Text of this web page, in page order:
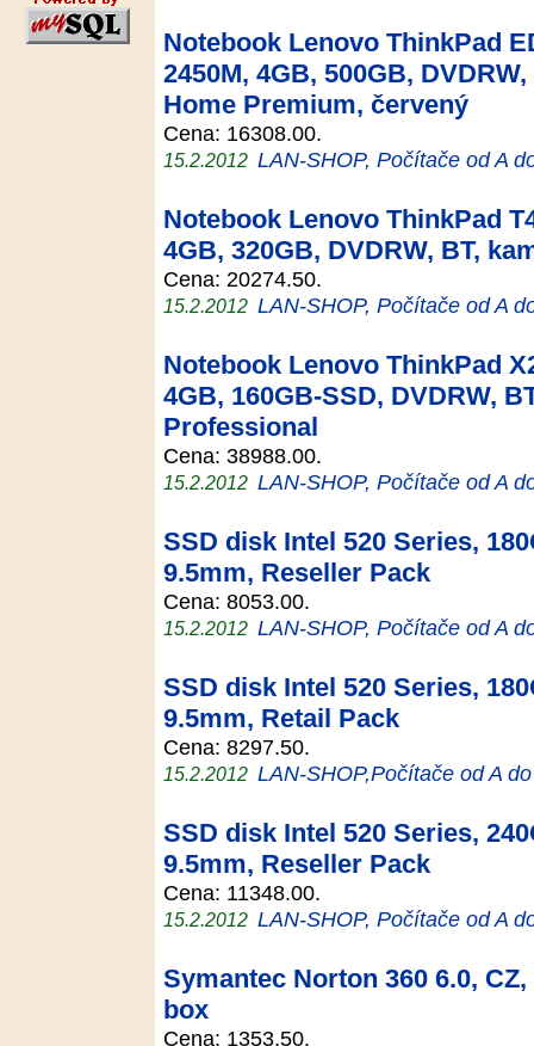
Notebook Lenovo ThinkPad
2450M, 4GB, 500GB,
Home Premium, červený
Cena: 16308.00.
15.2.2012 LAN-SHOP, Počítače od A
Notebook Lenovo ThinkPad
4GB, 320GB, DVDRW, BT,
Cena: 20274.50.
15.2.2012 LAN-SHOP, Počítače od A
Notebook Lenovo ThinkPad
4GB, 160GB-SSD, DVDRW,
Professional
Cena: 38988.00.
15.2.2012 LAN-SHOP, Počítače od A
SSD disk Intel 520 Series,
9.5mm, Reseller Pack
Cena: 8053.00.
15.2.2012 LAN-SHOP, Počítače od A
SSD disk Intel 520 Series,
9.5mm, Retail Pack
Cena: 8297.50.
15.2.2012 LAN-SHOP,Počítače od A
SSD disk Intel 520 Series,
9.5mm, Reseller Pack
Cena: 11348.00.
15.2.2012 LAN-SHOP, Počítače od A
Symantec Norton 360 6.0,
box
Cena: 1353.50.